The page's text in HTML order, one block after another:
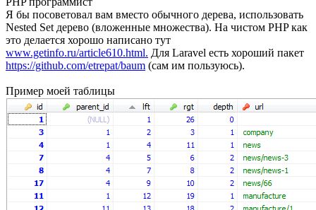
Я бы посоветовал вам вместо обычного дерева, использовать
Nested Set дерево (вложенные множества). На чистом PHP как
это делается хорошо написано тут
www.getinfo.ru/article610.html. Для Laravel есть хороший пакет
https://github.com/etrepat/baum (сам им пользуюсь).
Пример моей таблицы